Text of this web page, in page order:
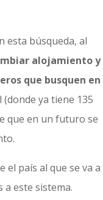
esta búsqueda, al
alojamiento y
que busquen en
ya tiene 135
que en un futuro se
el país al que se va a
este sistema.